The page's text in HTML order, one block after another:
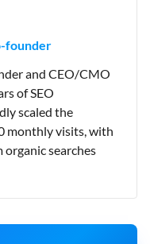
founder
and CEO/CMO
of SEO
scaled the
monthly visits, with
searches